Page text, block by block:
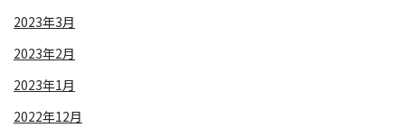
2023年3月
2023年2月
2023年1月
2022年12月